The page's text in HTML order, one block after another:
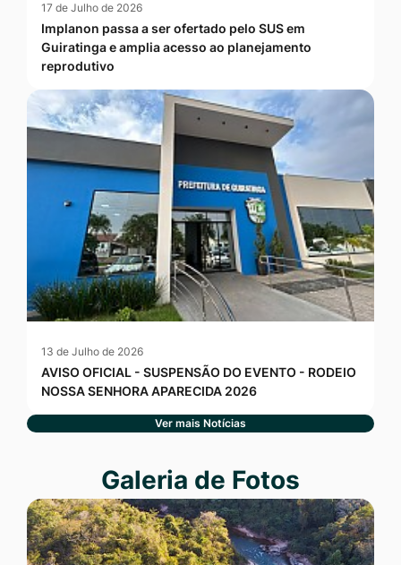
17 de Julho de 2026
Implanon passa a ser ofertado pelo SUS em
Guiratinga e amplia acesso ao planejamento
reprodutivo
13 de Julho de 2026
AVISO OFICIAL - SUSPENSÃO DO EVENTO - RODEIO
NOSSA SENHORA APARECIDA 2026
Ver mais Notícias
Seção Galeria de Fotos
Galeria de Fotos